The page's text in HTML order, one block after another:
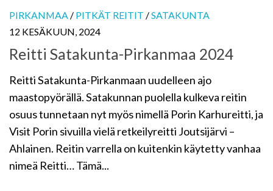
PIRKANMAA / PITKÄT REITIT /SATAKUNTA
12 KESÄKUUN, 2024
Reitti Satakunta-Pirkanmaa 2024
Reitti Satakunta-Pirkanmaan uudelleen ajo
maastopyörällä. Satakunnan puolella kulkeva reitin
osuus tunnetaan nyt myös nimellä Porin Karhureitti, ja
Visit Porin sivuilla vielä retkeilyreitti Joutsijärvi –
Ahlainen. Reitin varrella on kuitenkin käytetty vanhaa
nimeä Reitti… Tämä...